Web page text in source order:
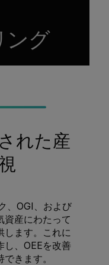
ング
れた産
、OGI、および
資産にわたって
します。これに
し、OEEを改善
きます。